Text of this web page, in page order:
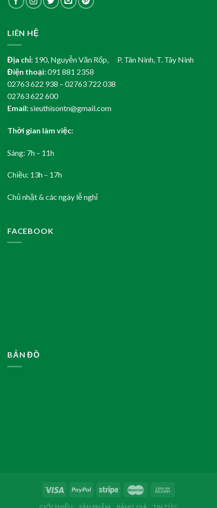
LIÊN HỆ
Địa chỉ: 190, Nguyễn Văn Rốp, P. Tân Ninh, T. Tây Ninh
Điện thoại:091 881 2358
02763 622 938 – 02763 722 038
02763 622 600
Email:sieuthisontn@gmail.com
Thời gian làm việc:
Sáng: 7h – 11h
Chiều: 13h – 17h
Chủ nhật & các ngày lễ nghỉ
FACEBOOK
BẢN ĐỒ